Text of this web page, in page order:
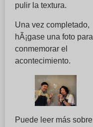
pulir la textura.
Una vez completado,
hÃ¡gase una foto para
conmemorar el
acontecimiento.
Puede leer más sobre